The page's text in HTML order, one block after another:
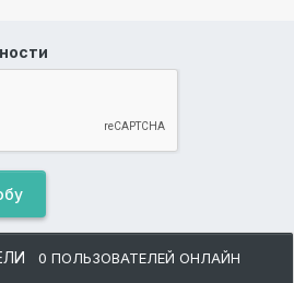
0 ПОЛЬЗОВАТЕЛЕЙ ОНЛАЙН